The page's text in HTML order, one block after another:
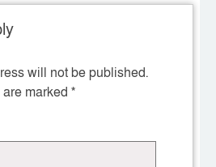
will not be published.
marked *